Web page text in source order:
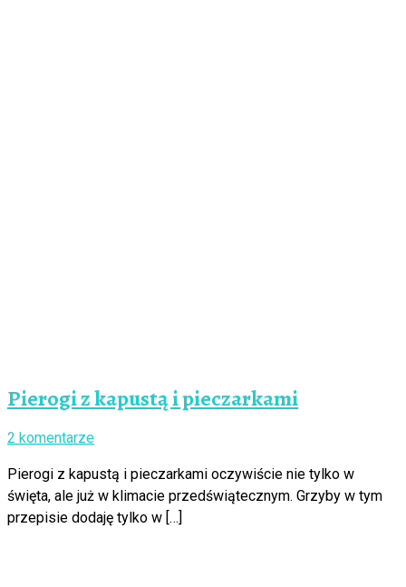
Pierogi z kapustą i pieczarkami
2 komentarze
Pierogi z kapustą i pieczarkami oczywiście nie tylko w
święta, ale już w klimacie przedświątecznym. Grzyby w tym
przepisie dodaję tylko w […]